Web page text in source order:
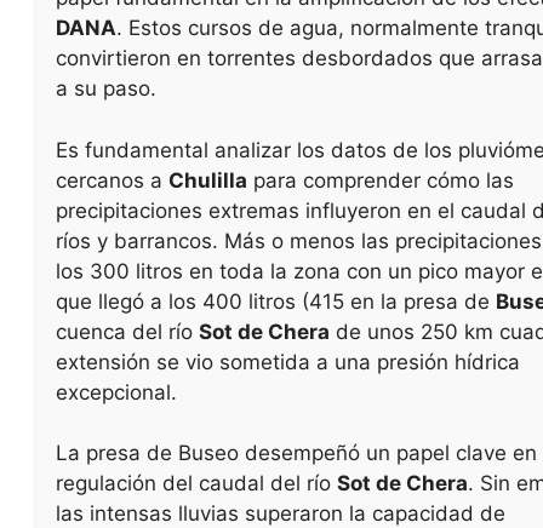
DANA. Estos cursos de agua, normalmente
convirtieron en torrentes desbordados que
a su paso.
Es fundamental analizar los datos de los
cercanos a Chulilla para comprender cómo las
precipitaciones extremas influyeron en el caudal
ríos y barrancos. Más o menos las
los 300 litros en toda la zona con un pico mayor
que llegó a los 400 litros (415 en la presa de
cuenca del río Sot de Chera de unos 250 km
extensión se vio sometida a una presión hídrica
excepcional.
La presa de Buseo desempeñó un papel clave en
regulación del caudal del río Sot de Chera. Sin
las intensas lluvias superaron la capacidad de